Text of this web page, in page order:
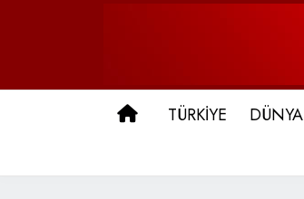
ANA SAYFA
TÜRKİYE DÜNYA